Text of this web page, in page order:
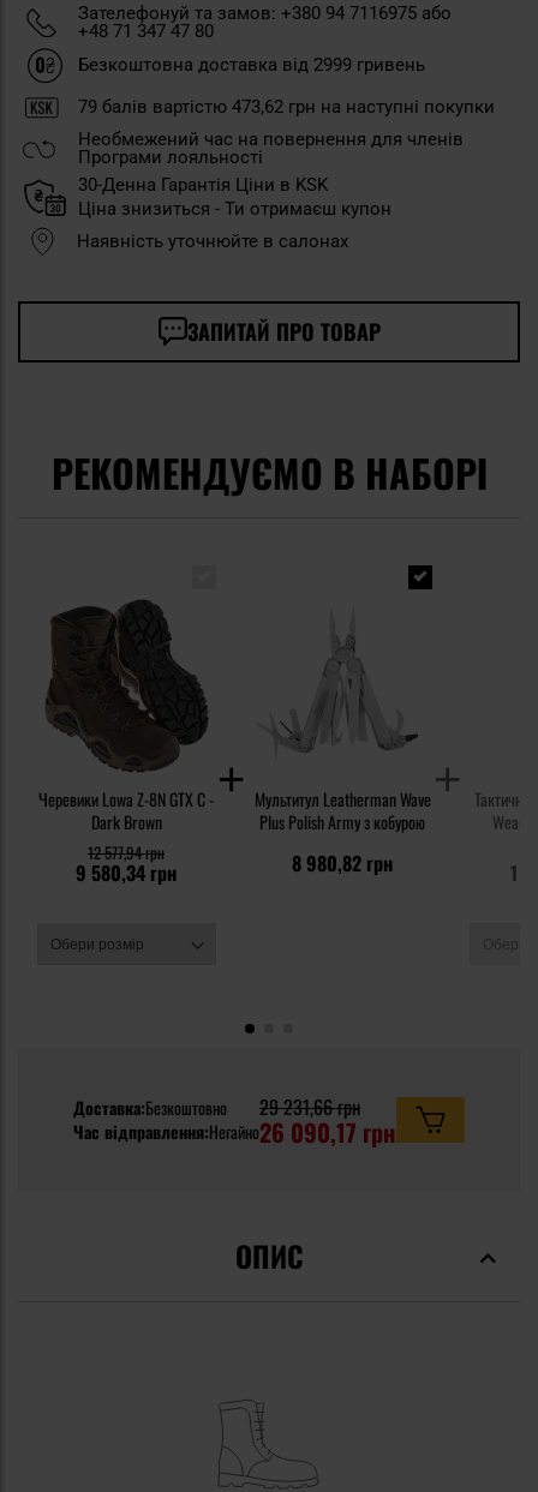
Зателефонуй та замов: +380 94 7116975 або
+48 71 347 47 80
Безкоштовна доставка від 2999 гривень
79 балів вартістю 473,62 грн на наступні покупки
Необмежений час на повернення для членів
Програми лояльності
30-Денна Гарантія Ціни в KSK
Ціна знизиться - Ти отримаєш купон
Наявність уточнюйте в салонах
ЗАПИТАЙ ПРО ТОВАР
РЕКОМЕНДУЄМО В НАБОРІ
Черевики Lowa Z-8N GTX C -
Dark Brown
9 580,34 грн
12 577,94 грн
Мультитул Leatherman Wave
Plus Polish Army з кобурою
8 980,82 грн
Тактичні
Wear
1
Доставка:Безкоштовно
Час відправлення:Негайно
29 231,66 грн
26 090,17 грн
ОПИС